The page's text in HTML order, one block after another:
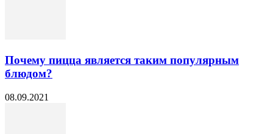
Почему пицца является таким популярным
блюдом?
08.09.2021